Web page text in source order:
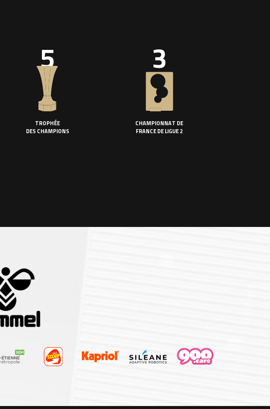
5
TROPHÉE
DES CHAMPIONS
3
CHAMPIONNAT DE
FRANCE DE LIGUE 2